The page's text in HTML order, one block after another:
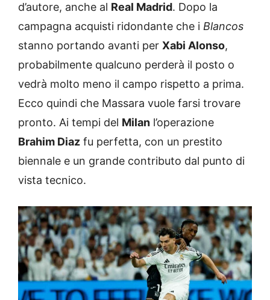
d’autore, anche al Real Madrid. Dopo la
campagna acquisti ridondante che i Blancos
stanno portando avanti per Xabi Alonso,
probabilmente qualcuno perderà il posto o
vedrà molto meno il campo rispetto a prima.
Ecco quindi che Massara vuole farsi trovare
pronto. Ai tempi del Milan l’operazione
Brahim Diaz fu perfetta, con un prestito
biennale e un grande contributo dal punto di
vista tecnico.